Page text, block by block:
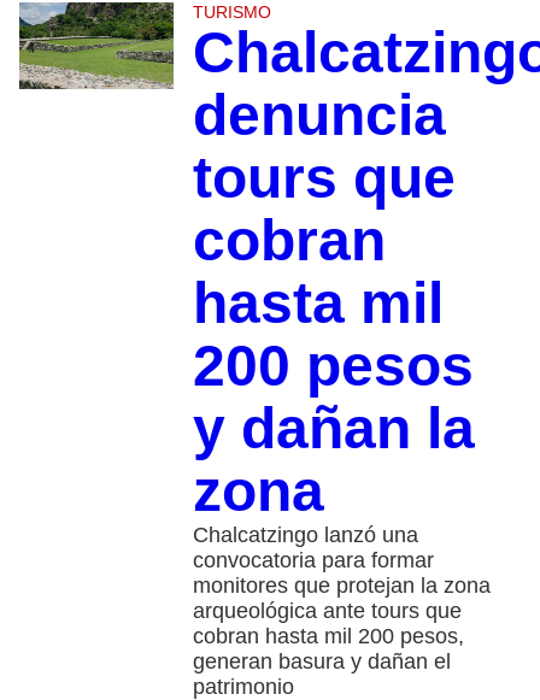
TURISMO
denuncia
tours que
cobran
hasta mil
200 pesos
y dañan la
zona
Chalcatzingo lanzó una
convocatoria para formar
monitores que protejan la zona
arqueológica ante tours que
cobran hasta mil 200 pesos,
generan basura y dañan el
patrimonio